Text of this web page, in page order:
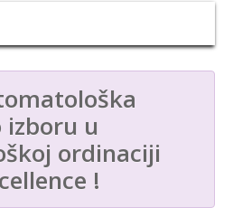
izboru u
ordinaciji
!